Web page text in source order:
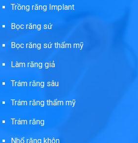
Trồng răng Implant
Bọc răng sứ
Bọc răng sứ thẩm mỹ
Làm răng giả
Trám răng sâu
Trám răng thẩm mỹ
Trám răng
Nhổ răng khôn